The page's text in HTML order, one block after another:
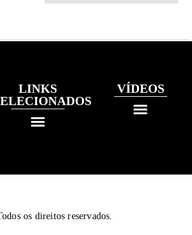
LINKS
VÍDEOS
os direitos reservados.